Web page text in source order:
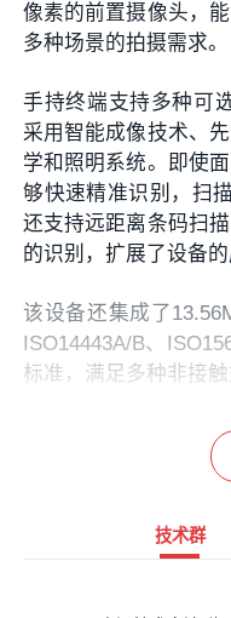
像素的前置摄像头，
多种场景的拍摄需求。
手持终端支持多种可
采用智能成像技术、
学和照明系统。即使
够快速精准识别，扫
还支持远距离条码扫
的识别，扩展了设备的
该设备还集成了
ISO14443A/B、
标准，满足多种非接触
的
能，支持A-GPS和
进一步优化了设备在
技术群